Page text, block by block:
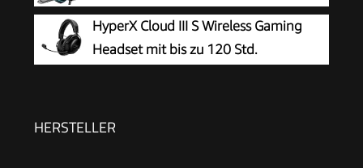
Kopfhörer Mit Mikrofon Für PC Xbox
One Switch with LED Licht
HyperX Cloud III S Wireless Gaming
Headset mit bis zu 120 Std.
HERSTELLER